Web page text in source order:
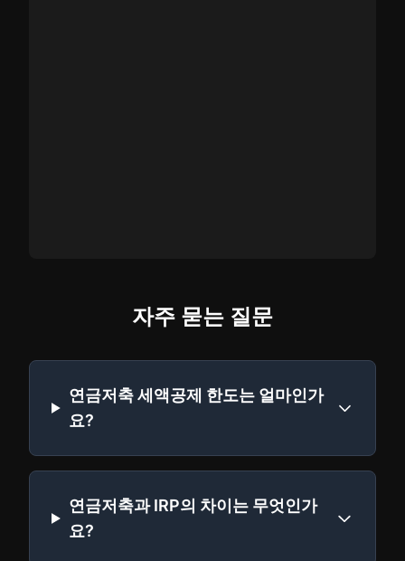
자주 묻는 질문
연금저축 세액공제 한도는 얼마인가
요?
연금저축과 IRP의 차이는 무엇인가
요?